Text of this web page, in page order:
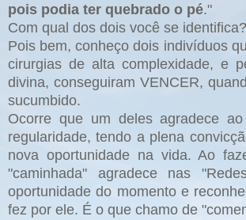
pois podia ter quebrado o pé."
Com qual dos dois você se identifica?
Pois bem, conheço dois indivíduos
cirurgias de alta complexidade, e
divina, conseguiram VENCER,
sucumbido.
Ocorre que um deles agradece
regularidade, tendo a plena
nova oportunidade na vida. Ao
"caminhada" agradece nas
oportunidade do momento e
fez por ele. É o que chamo de